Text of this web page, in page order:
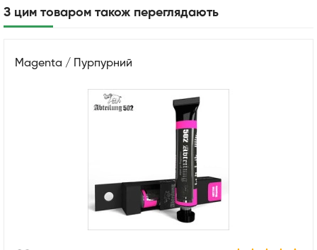
З цим товаром також переглядають
Magenta / Пурпурний